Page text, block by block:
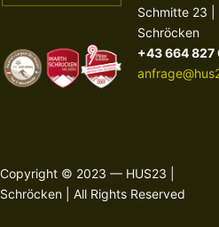
Schmitte 23
Schröcken
+43 664 827
Copyright © 2023 — HUS23 |
Schröcken | All Rights Reserved